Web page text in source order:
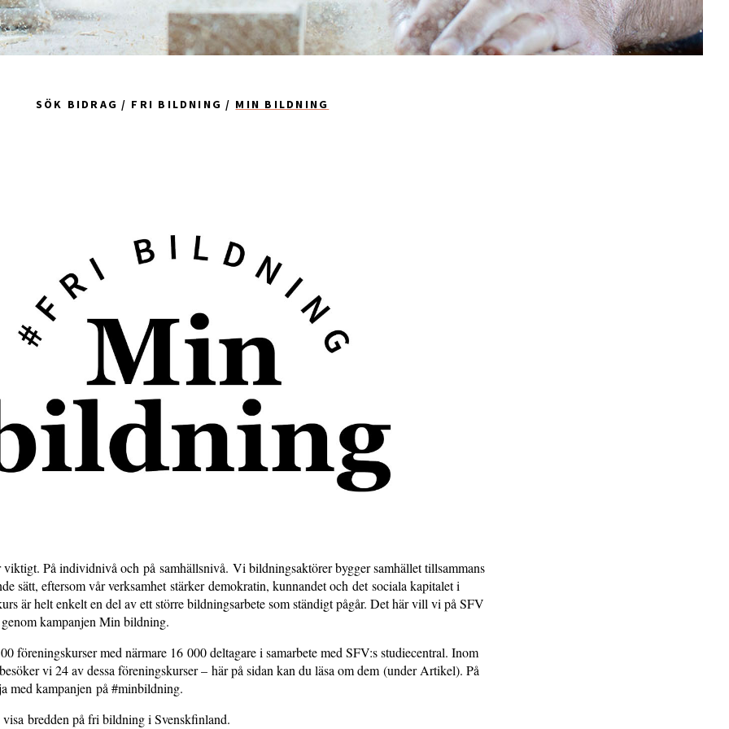
SÖK BIDRAG FRI BILDNING MIN BILDNING
På individnivå och på samhällsnivå. Vi bildningsaktörer bygger samhället tillsammans
sätt, eftersom vår verksamhet stärker demokratin, kunnandet och det sociala kapitalet i
är helt enkelt en del av ett större bildningsarbete som ständigt pågår. Det här vill vi på SFV
kampanjen Min bildning.
föreningskurser med närmare 16 000 deltagare i samarbete med SFV:s studiecentral. Inom
vi 24 av dessa föreningskurser – här på sidan kan du läsa om dem (under Artikel). På
med kampanjen på #minbildning.
bredden på fri bildning i Svenskfinland.